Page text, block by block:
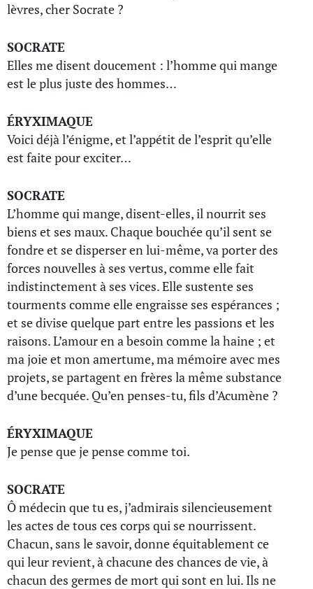
lèvres, cher Socrate ?
SOCRATE
Elles me disent doucement : l’homme qui mange
est le plus juste des hommes…
ÉRYXIMAQUE
Voici déjà l’énigme, et l’appétit de l’esprit qu’elle
est faite pour exciter…
SOCRATE
L’homme qui mange, disent-elles, il nourrit ses
biens et ses maux. Chaque bouchée qu’il sent se
fondre et se disperser en lui-même, va porter des
forces nouvelles à ses vertus, comme elle fait
indistinctement à ses vices. Elle sustente ses
tourments comme elle engraisse ses espérances ;
et se divise quelque part entre les passions et les
raisons. L’amour en a besoin comme la haine ; et
ma joie et mon amertume, ma mémoire avec mes
projets, se partagent en frères la même substance
d’une becquée. Qu’en penses-tu, fils d’Acumène ?
ÉRYXIMAQUE
Je pense que je pense comme toi.
SOCRATE
Ô médecin que tu es, j’admirais silencieusement
les actes de tous ces corps qui se nourrissent.
Chacun, sans le savoir, donne équitablement ce
qui leur revient, à chacune des chances de vie, à
chacun des germes de mort qui sont en lui. Ils ne